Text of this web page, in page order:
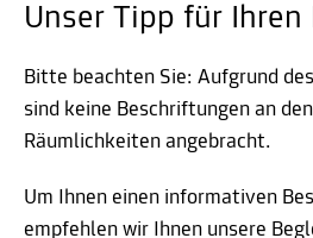
Unser Tipp für Ihren
Bitte beachten Sie: Aufgrund
sind keine Beschriftungen an
Räumlichkeiten angebracht.
Um Ihnen einen informativen
empfehlen wir Ihnen unsere